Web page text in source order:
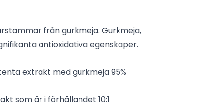
från gurkmeja. Gurkmeja,
antioxidativa egenskaper.
extrakt med gurkmeja 95%
som är i förhållandet 10:1